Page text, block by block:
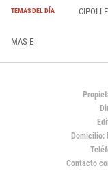
TEMAS DEL DÍA
MAS E
Domicilio:
Contacto